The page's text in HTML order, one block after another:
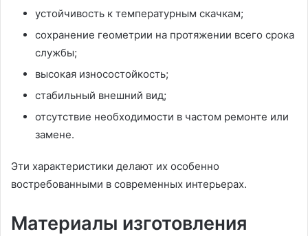
устойчивость к температурным скачкам;
сохранение геометрии на протяжении всего срока
службы;
высокая износостойкость;
стабильный внешний вид;
отсутствие необходимости в частом ремонте или
замене.
Эти характеристики делают их особенно
востребованными в современных интерьерах.
Материалы изготовления